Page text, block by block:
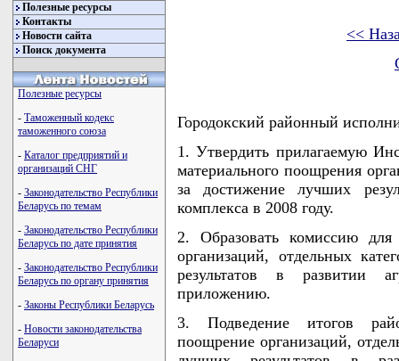
Полезные ресурсы
Контакты
Новости сайта
Поиск документа
Полезные ресурсы
- Таможенный кодекс
таможенного союза
- Каталог предприятий и
организаций СНГ
- Законодательство Республики
Беларусь по темам
- Законодательство Республики
Беларусь по дате принятия
- Законодательство Республики
Беларусь по органу принятия
- Законы Республики Беларусь
- Новости законодательства
Беларуси
<<
Городокский районный
1. Утвердить прилагаемую
материального поощрения
за достижение лучших
комплекса в 2008 году.
2. Образовать комиссию для
организаций, отдельных
результатов в развитии
приложению.
3. Подведение итогов
поощрение организаций,